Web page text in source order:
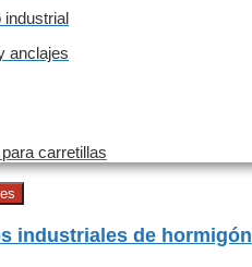
industrial
anclajes
carretillas
industriales de hormigón